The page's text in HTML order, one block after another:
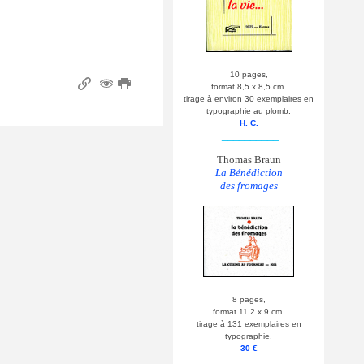
10 pages,
format 8,5 x 8,5 cm.
tirage à environ 30 exemplaires en
typographie au plomb.
H. C.
Thomas Braun
La Bénédiction
des fromages
8 pages,
format 11,2 x 9 cm.
tirage à 131 exemplaires en
typographie.
30 €